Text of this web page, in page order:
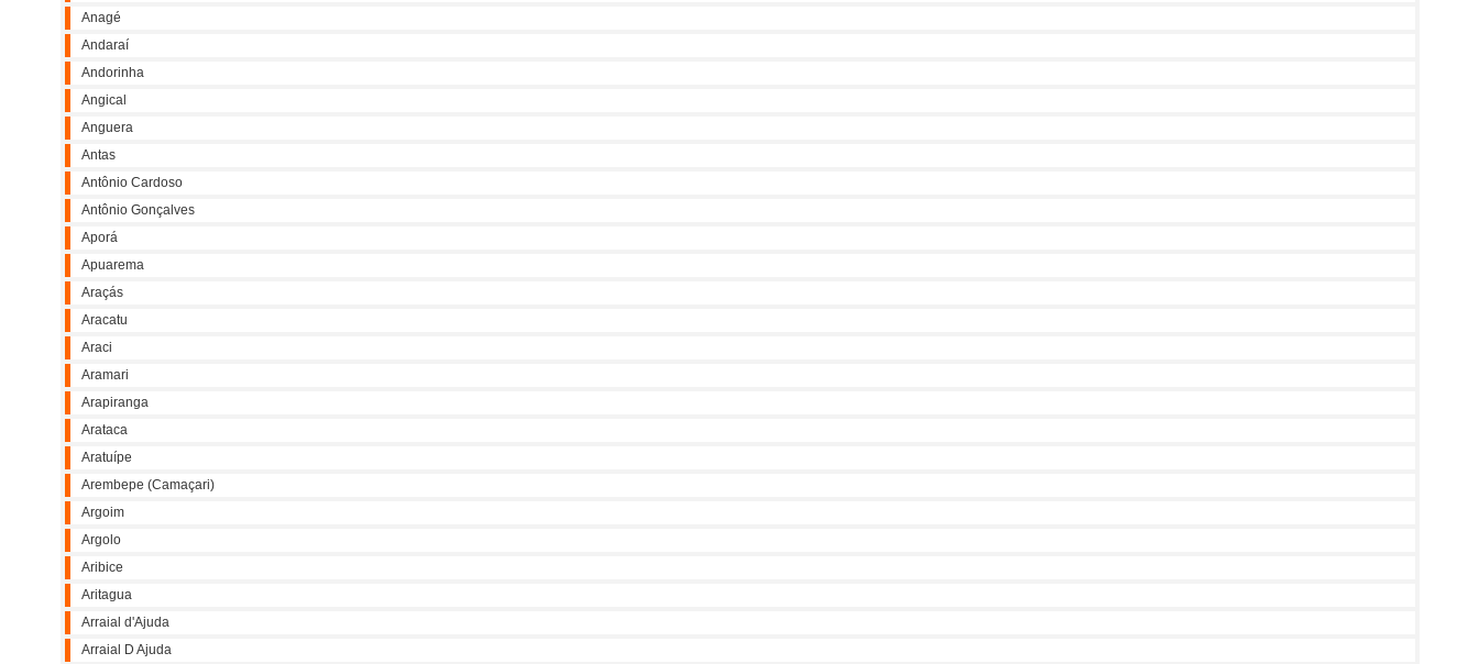
Anagé
Andaraí
Andorinha
Angical
Anguera
Antas
Antônio Cardoso
Antônio Gonçalves
Aporá
Apuarema
Araçás
Aracatu
Araci
Aramari
Arapiranga
Arataca
Aratuípe
Arembepe (Camaçari)
Argoim
Argolo
Aribice
Aritagua
Arraial d'Ajuda
Arraial D Ajuda